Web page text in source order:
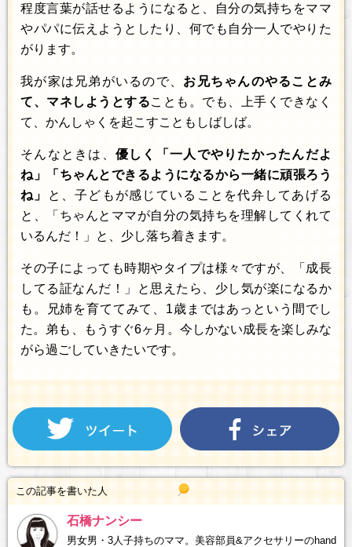
程度言葉が話せるようになると、自分の気持ちをママ
やパパに伝えようとしたり、何でも自分一人でやりた
がります。
我が家は兄弟がいるので、 お兄ちゃんのやることみ
て、マネしようとすることも。でも、上手くできなく
て、かんしゃくを起こすこともしばしば。
そんなときは、 優しく「一人でやりたかったんだよ
ね」「ちゃんとできるようになるから一緒に頑張ろう
ね」
と、子どもが感じていることを代弁してあげる
と、「ちゃんとママが自分の気持ちを理解してくれて
いるんだ！」と、少し落ち着きます。
その子によっても時期やタイプは様々ですが、「成長
してる証なんだ！」と思えたら、少し気が楽になるか
も。兄姉を育ててみて、1歳まではあっという間でし
た。弟も、もうすぐ6ヶ月。今しかない成長を楽しみな
がら過ごしていきたいです。
この記事を書いた人
石橋ナンシー
男女男・3人子持ちのママ。美容部員&アクセサリーのhand